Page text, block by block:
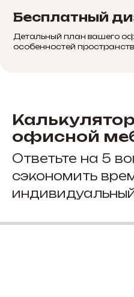
Бесплатный
Детальный план вашего
особенностей
офисной
Ответьте на 5
сэкономить